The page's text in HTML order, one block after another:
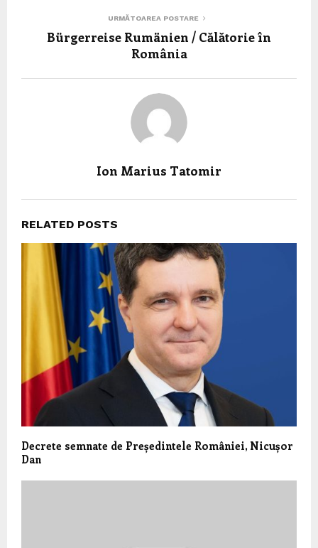
URMĂTOAREA POSTARE
Bürgerreise Rumänien / Călătorie în
România
Ion Marius Tatomir
RELATED POSTS
Decrete semnate de Președintele României, Nicușor
Dan